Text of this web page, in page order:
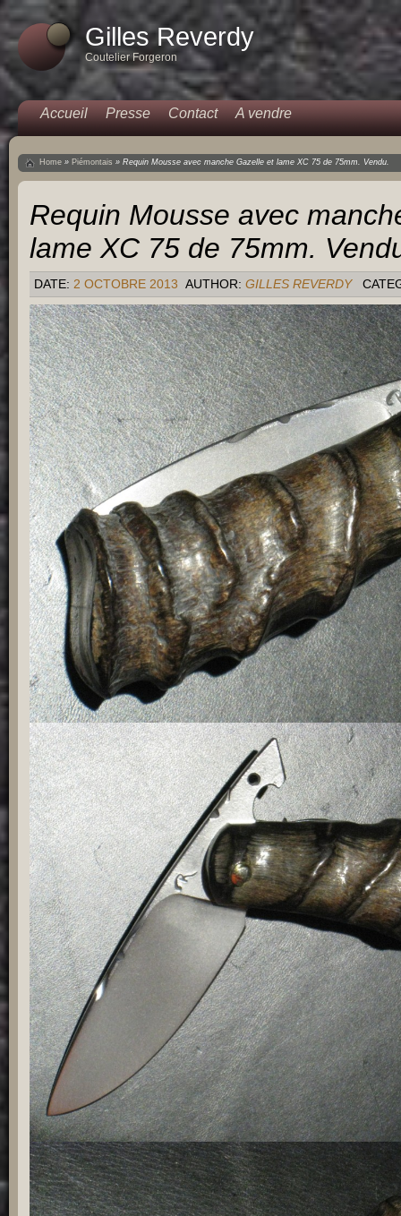
Gilles Reverdy
Coutelier Forgeron
Accueil Presse Contact A vendre
Home » Piémontais » Requin Mousse avec manche Gazelle et lame XC 75 de 75mm. Vendu.
Requin Mousse avec
lame XC 75 de 75mm.
DATE: 2 OCTOBRE 2013 AUTHOR: GILLES REVERDY